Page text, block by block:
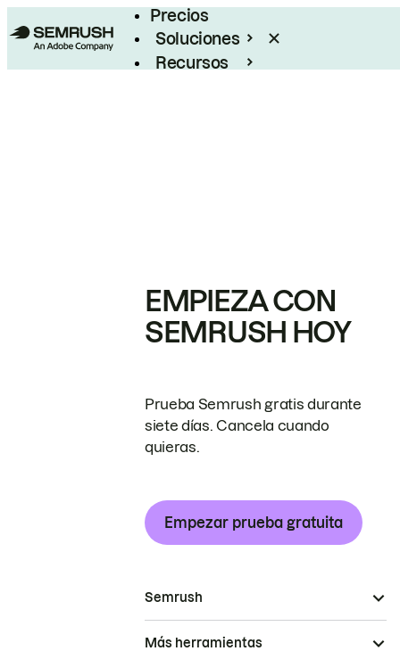
Precios
Soluciones
Recursos
EMPIEZA CON
SEMRUSH HOY
Prueba Semrush gratis durante
siete días. Cancela cuando
quieras.
Empezar prueba gratuita
Semrush
Más herramientas